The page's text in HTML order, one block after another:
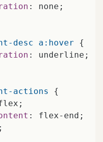
: none;
desc a :hover {
: underline;
actions
{
: flex-end;
;